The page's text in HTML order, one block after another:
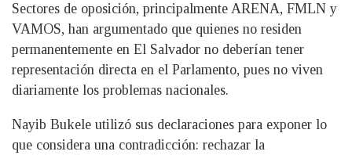
Sectores de oposición, principalmente ARENA, FMLN y
VAMOS, han argumentado que quienes no residen
permanentemente en El Salvador no deberían tener
representación directa en el Parlamento, pues no viven
diariamente los problemas nacionales.
Nayib Bukele utilizó sus declaraciones para exponer lo
que considera una contradicción: rechazar la